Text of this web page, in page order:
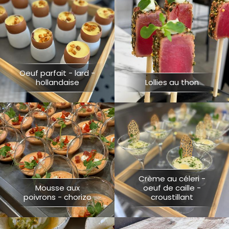
Oeuf parfait - lard -
hollandaise
Lollies au thon
Mousse aux
poivrons - chorizo
Crème au céleri -
oeuf de caille -
croustillant